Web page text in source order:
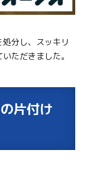
分し、スッキリ
ただきました。
片付け